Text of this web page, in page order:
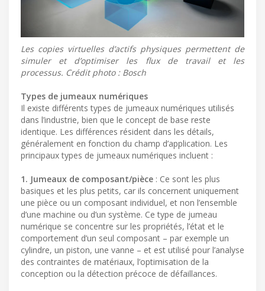
Les copies virtuelles d’actifs physiques permettent de
simuler et d’optimiser les flux de travail et les
processus. Crédit photo : Bosch
Types de jumeaux numériques
Il existe différents types de jumeaux numériques utilisés
dans l’industrie, bien que le concept de base reste
identique. Les différences résident dans les détails,
généralement en fonction du champ d’application. Les
principaux types de jumeaux numériques incluent :
1. Jumeaux de composant/pièce : Ce sont les plus
basiques et les plus petits, car ils concernent uniquement
une pièce ou un composant individuel, et non l’ensemble
d’une machine ou d’un système. Ce type de jumeau
numérique se concentre sur les propriétés, l’état et le
comportement d’un seul composant – par exemple un
cylindre, un piston, une vanne – et est utilisé pour l’analyse
des contraintes de matériaux, l’optimisation de la
conception ou la détection précoce de défaillances.